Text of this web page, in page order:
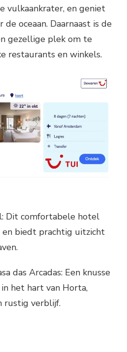
vulkaankrater, en geniet
oceaan. Daarnaast is de
gezellige plek om te
restaurants en winkels.
Dit comfortabele hotel
en biedt prachtig uitzicht
das Arcadas: Een knusse
het hart van Horta,
rustig verblijf.